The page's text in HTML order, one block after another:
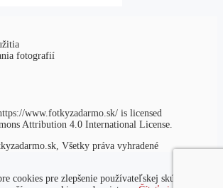
fotografií
www.fotkyzadarmo.sk/ is licensed
Attribution 4.0 International License
Všetky práva vyhradené
cookies pre zlepšenie používateľskej skúsenosti na